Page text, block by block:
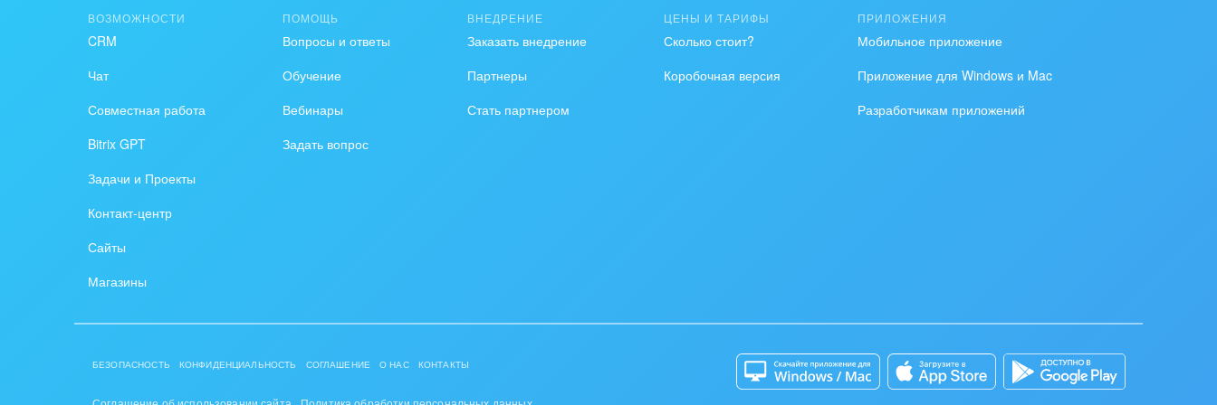
Крупные корпоративные
внедрения
гос.организаций
продаж
Внедрение онлайн-офиса
/ Интранета
Охрана, безопасность
Промышленность
СМИ, издательства,
ВОЗМОЖНОСТИ
CRM
Чат
Совместная работа
Bitrix GPT
Задачи и Проекты
Контакт-центр
Сайты
Магазины
ПОМОЩЬ
Вопросы и ответы
Обучение
Вебинары
Задать вопрос
ВНЕДРЕНИЕ
Заказать внедрение
Партнеры
Стать партнером
ЦЕНЫ И ТАРИФЫ
Сколько стоит?
Коробочная версия
ПРИЛОЖЕНИЯ
Мобильное приложение
Приложение для Windows и Mac
Разработчикам приложений
БЕЗОПАСНОСТЬ КОНФИДЕНЦИАЛЬНОСТЬ СОГЛАШЕНИЕ О НАС КОНТАКТЫ